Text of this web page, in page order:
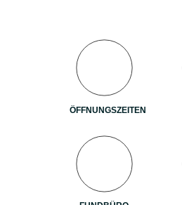
ÖFFNUNGSZEITEN